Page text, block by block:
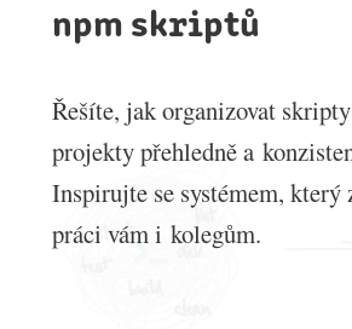
npm skriptů
Řešíte, jak organizovat
projekty přehledně a
Inspirujte se systémem, který
práci vám i kolegům.